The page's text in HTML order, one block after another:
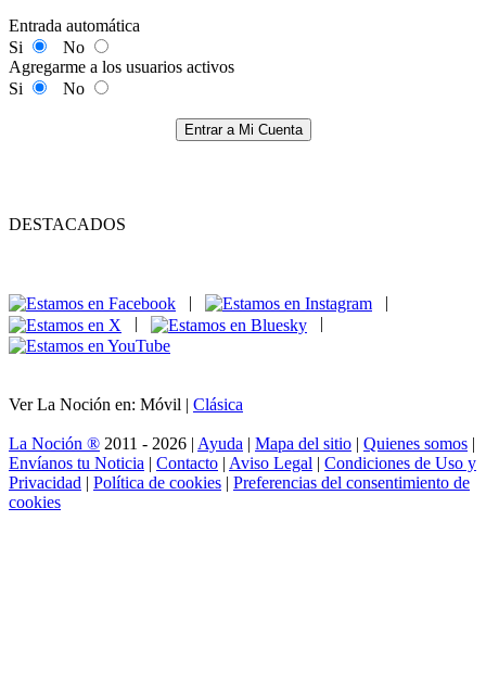
Entrada automática
Si
No
Agregarme a los usuarios activos
Si
No
Entrar a Mi Cuenta
DESTACADOS
|
|
|
|
Ver La Noción en: Móvil | Clásica
La Noción ® 2011 - 2026 | Ayuda | Mapa del sitio | Quienes somos |
Envíanos tu Noticia | Contacto | Aviso Legal | Condiciones de Uso y
Privacidad | Política de cookies | Preferencias del consentimiento de
cookies